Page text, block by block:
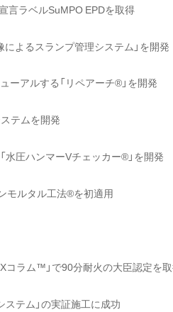
言ラベルSuMPO EPDを取得
よるスランプ管理システム」を開発
アルする「リペアーチ®」を開発
テムを開発
水圧ハンマーVチェッカー®」を開発
モルタル工法®を初適用
コラム™」で90分耐火の大臣認定を
テム」の実証施工に成功